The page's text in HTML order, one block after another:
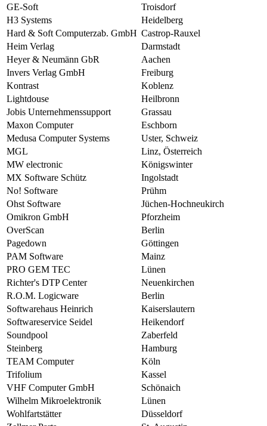
GE-Soft
Troisdorf
H3 Systems
Heidelberg
Hard & Soft Computerzab. GmbH Castrop-Rauxel
Heim Verlag
Darmstadt
Heyer & Neumänn GbR
Aachen
Invers Verlag GmbH
Freiburg
Kontrast
Koblenz
Lightdouse
Heilbronn
Jobis Unternehmenssupport
Grassau
Maxon Computer
Eschborn
Medusa Computer Systems
Uster, Schweiz
MGL
Linz, Österreich
MW electronic
Königswinter
MX Software Schütz
Ingolstadt
No! Software
Prühm
Ohst Software
Jüchen-Hochneukirch
Omikron GmbH
Pforzheim
OverScan
Berlin
Pagedown
Göttingen
PAM Software
Mainz
PRO GEM TEC
Lünen
Richter's DTP Center
Neuenkirchen
R.O.M. Logicware
Berlin
Softwarehaus Heinrich
Kaiserslautern
Softwareservice Seidel
Heikendorf
Soundpool
Zaberfeld
Steinberg
Hamburg
TEAM Computer
Köln
Trifolium
Kassel
VHF Computer GmbH
Schönaich
Wilhelm Mikroelektronik
Lünen
Wohlfartstätter
Düsseldorf